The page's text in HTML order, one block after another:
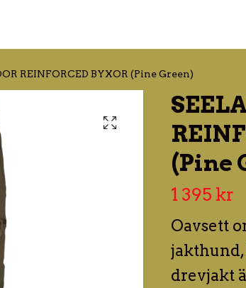
REINFORCED BYXOR (Pine Green)
(Pine
1 395 kr
Oavsett
jakthund,
drevjakt